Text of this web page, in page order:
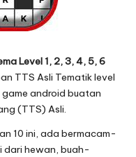
Level 1, 2, 3, 4, 5, 6
TTS Asli Tematik level
game android buatan
(TTS) Asli.
10 ini, ada bermacam-
dari hewan, buah-